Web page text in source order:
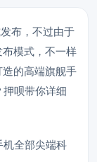
布，不过由于
模式，不一样
的高端旗舰手
呗带你详细
机全部尖端科